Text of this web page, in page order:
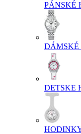
PÁNSKÉ
DETSKE